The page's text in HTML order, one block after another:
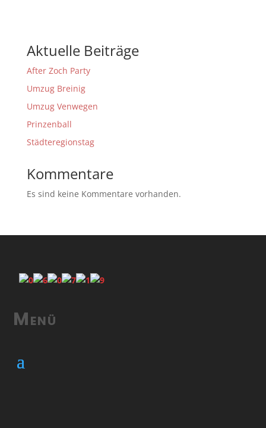
Aktuelle Beiträge
After Zoch Party
Umzug Breinig
Umzug Venwegen
Prinzenball
Städteregionstag
Kommentare
Es sind keine Kommentare vorhanden.
Menü